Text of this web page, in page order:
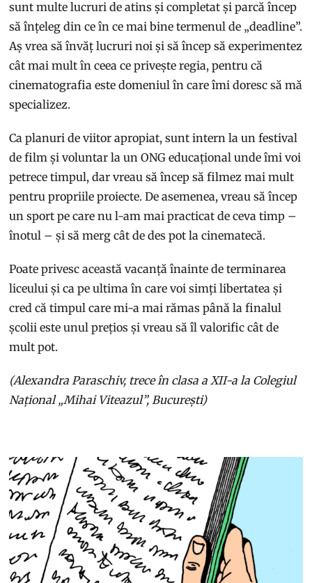
sunt multe lucruri de atins și completat și parcă încep
să înțeleg din ce în ce mai bine termenul de „deadline”.
Aș vrea să învăț lucruri noi și să încep să experimentez
cât mai mult în ceea ce privește regia, pentru că
cinematografia este domeniul în care îmi doresc să mă
specializez.
Ca planuri de viitor apropiat, sunt intern la un festival
de film și voluntar la un ONG educațional unde îmi voi
petrece timpul, dar vreau să încep să filmez mai mult
pentru propriile proiecte. De asemenea, vreau să încep
un sport pe care nu l-am mai practicat de ceva timp –
înotul – și să merg cât de des pot la cinematecă.
Poate privesc această vacanță înainte de terminarea
liceului și ca pe ultima în care voi simți libertatea și
cred că timpul care mi-a mai rămas până la finalul
școlii este unul prețios și vreau să îl valorific cât de
mult pot.
(Alexandra Paraschiv, trece în clasa a XII-a la Colegiul
Național „Mihai Viteazul”, București)